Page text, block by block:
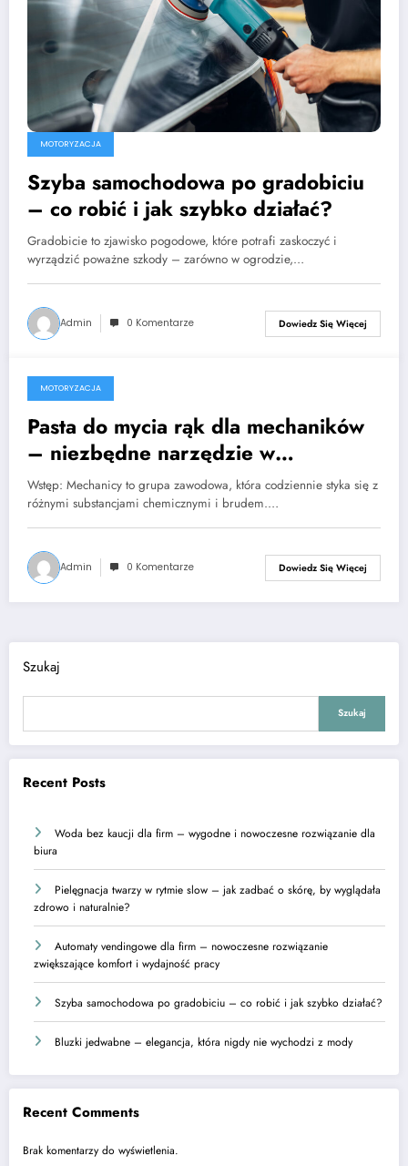
MOTORYZACJA
Szyba samochodowa po gradobiciu
– co robić i jak szybko działać?
Gradobicie to zjawisko pogodowe, które potrafi zaskoczyć i
wyrządzić poważne szkody – zarówno w ogrodzie,…
Admin 0 Komentarze Dowiedz Się Więcej
4 września, 2023
MOTORYZACJA
Pasta do mycia rąk dla mechaników
– niezbędne narzędzie w
warsztacie!
Wstęp: Mechanicy to grupa zawodowa, która codziennie styka się z
różnymi substancjami chemicznymi i brudem.…
Admin 0 Komentarze Dowiedz Się Więcej
Szukaj
Szukaj
Recent Posts
Woda bez kaucji dla firm – wygodne i nowoczesne rozwiązanie dla
biura
Pielęgnacja twarzy w rytmie slow – jak zadbać o skórę, by wyglądała
zdrowo i naturalnie?
Automaty vendingowe dla firm – nowoczesne rozwiązanie
zwiększające komfort i wydajność pracy
Szyba samochodowa po gradobiciu – co robić i jak szybko działać?
Bluzki jedwabne – elegancja, która nigdy nie wychodzi z mody
Recent Comments
Brak komentarzy do wyświetlenia.